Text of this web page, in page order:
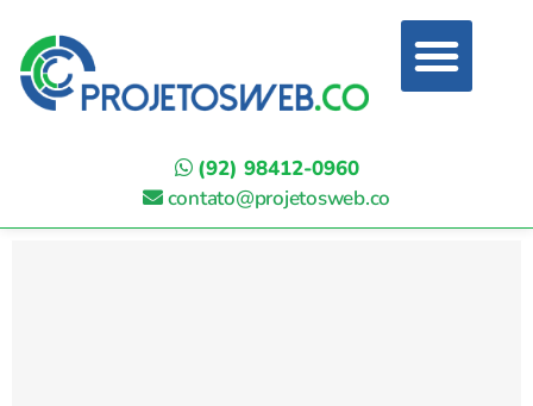
(92) 98412-0960
contato@projetosweb.co